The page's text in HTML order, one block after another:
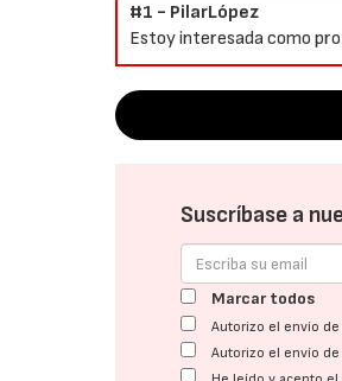
#1 - PilarLópez
Estoy interesada como
Suscríbase a
Marcar todos
Autorizo el envío
Autorizo el envío